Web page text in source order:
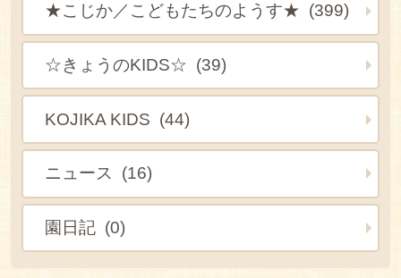
★こじか／こどもたちのようす★ (399)
☆きょうのKIDS☆ (39)
KOJIKA KIDS (44)
ニュース (16)
園日記 (0)